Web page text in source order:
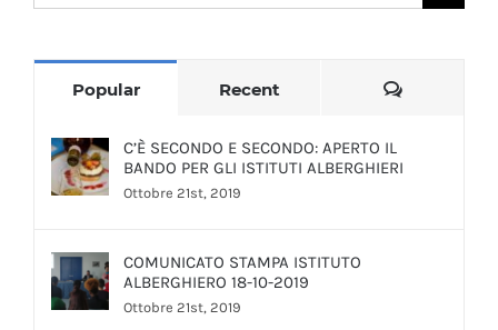
for:
Popular Recent Comments
C’È SECONDO E SECONDO: APERTO IL
BANDO PER GLI ISTITUTI ALBERGHIERI
Ottobre 21st, 2019
COMUNICATO STAMPA ISTITUTO
ALBERGHIERO 18-10-2019
Ottobre 21st, 2019